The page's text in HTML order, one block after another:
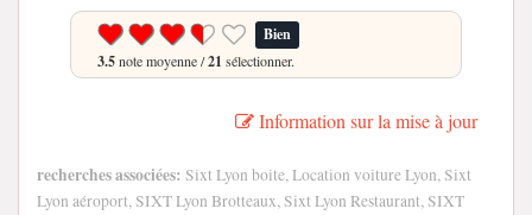
Bien
3.5note moyenne /21 sélectionner.
Information sur la mise à jour
recherches associées: Sixt Lyon boite, Location voiture Lyon, Sixt
Lyon aéroport, SIXT Lyon Brotteaux, Sixt Lyon Restaurant, SIXT